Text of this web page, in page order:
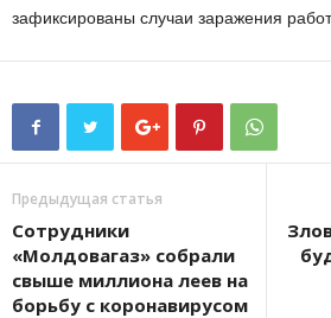
зафиксированы случаи заражения
Предыдущая статья
Сотрудники
«Молдовагаз» собрали
свыше миллиона леев на
борьбу с коронавирусом